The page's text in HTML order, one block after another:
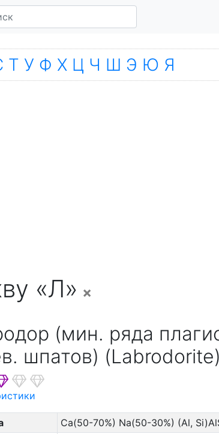
«Л» ×
(мин. ряда
шпатов) (Labrodorite)
Ca(50-70%) Na(50-30%) (Al,
Т У Ф Х Ц Ч Ш Э Ю Я